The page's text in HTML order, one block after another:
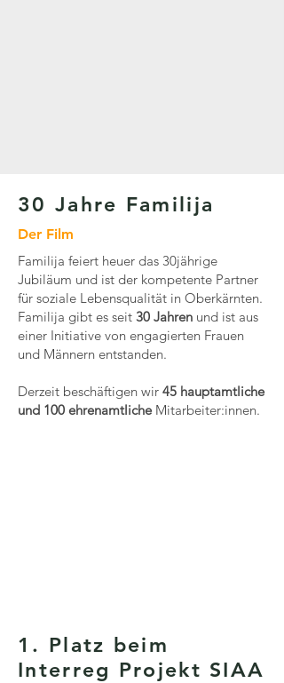
30 Jahre Familija
Der Film
Familija feiert heuer das 30jährige
Jubiläum und ist der kompetente Partner
für soziale Lebensqualität in Oberkärnten.
Familija gibt es seit 30 Jahren und ist aus
einer Initiative von engagierten Frauen
und Männern entstanden.
Derzeit beschäftigen wir 45 hauptamtliche
und 100 ehrenamtlicheMitarbeiter:innen.
1. Platz beim
Interreg Projekt SIAA